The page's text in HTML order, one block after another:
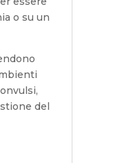
o su un
del